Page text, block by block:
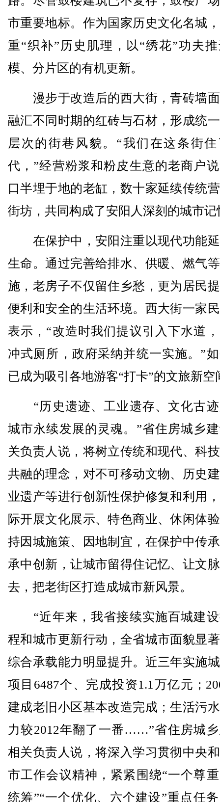
市重要地标。作为国家历史文化名城
重“织补”历史肌理，以“绣花”功夫
模、分片区的有机更新。
漫步于改造后的西大街，青砖墙
融汇不同时期的红砖与石材，形成统
层次的街巷风貌。“我们在这条街
代，”经营粉浆和粉皮生意的老商户
口半埋于地的老缸，数十家延续传统
街坊，共同构成了安阳人深刻的城市记
在保护中，安阳注重以现代功能
生命。通过完善给排水、供暖、燃气
施，老房子不仅留住乡愁，更为居民
便利和安全的生活环境。西大街一家
表示，“改造时我们提议引入下水道
冲式厕所，政府采纳并统一实施。”
已成为吸引各地游客“打卡”的文旅新空
“历史遗迹、工业遗存、文化古迹
城市永续发展的灵魂。”省住房城乡
关负责人说，将树立传统和现代、科
共融的理念，对不可移动文物、历史
业遗产等进行创新性保护修复和利用
际开展文化展示、特色商业、休闲体
持因城施策、因地制宜，在保护中传
承中创新，让城市留得住记忆、让文
去，把老街区打造成城市新风景。
“近年来，我省接续实施百城建设
程和城市更新行动，全省城市面貌显
综合承载能力明显提升。近三年实施
项目6487个、完成投资1.1万亿元；
建成老旧小区基本改造完成；生活污
力较2012年翻了一番……”省住房城
相关负责人说，将深入学习贯彻中央
市工作会议精神，紧紧围绕“一个尊
统筹”“一个优化、六个建设”重点任